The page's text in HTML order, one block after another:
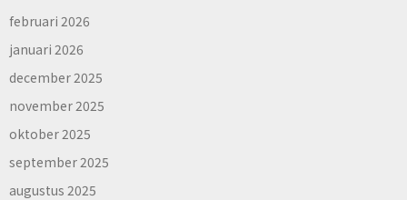
februari 2026
januari 2026
december 2025
november 2025
oktober 2025
september 2025
augustus 2025